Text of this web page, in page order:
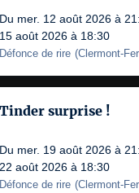
Du mer. 12 août 2026 à
15 août 2026 à 18:30
Défonce de rire (Clermont-
Tinder surprise !
Du mer. 19 août 2026 à
22 août 2026 à 18:30
Défonce de rire (Clermont-